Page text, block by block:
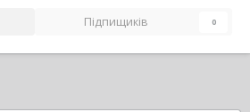
Підпищиків 0